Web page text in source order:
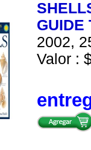
GUIDE
2002,
Valor :